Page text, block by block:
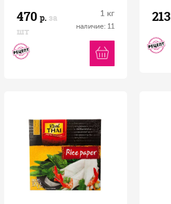
470 р. за
шт
1 кг
наличие: 11
213